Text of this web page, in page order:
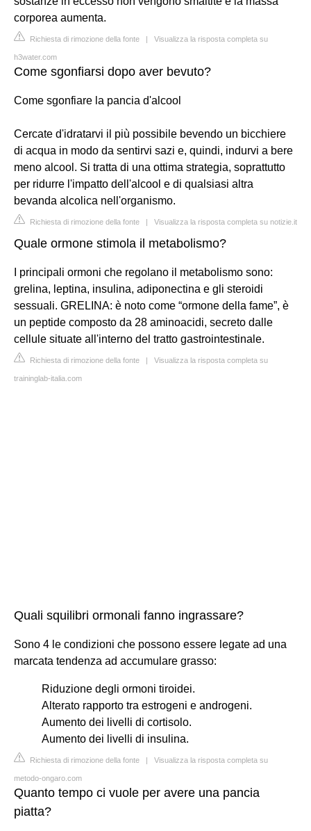
corporea aumenta.
Richiesta di rimozione della fonte | Visualizza la risposta completa su
h3water.com
Come sgonfiarsi dopo aver bevuto?
Come sgonfiare la pancia d'alcool
Cercate d'idratarvi il più possibile bevendo un bicchiere
di acqua in modo da sentirvi sazi e, quindi, indurvi a bere
meno alcool. Si tratta di una ottima strategia, soprattutto
per ridurre l'impatto dell'alcool e di qualsiasi altra
bevanda alcolica nell'organismo.
Richiesta di rimozione della fonte | Visualizza la risposta completa su notizie.it
Quale ormone stimola il metabolismo?
I principali ormoni che regolano il metabolismo sono:
grelina, leptina, insulina, adiponectina e gli steroidi
sessuali. GRELINA: è noto come “ormone della fame”, è
un peptide composto da 28 aminoacidi, secreto dalle
cellule situate all'interno del tratto gastrointestinale.
Richiesta di rimozione della fonte | Visualizza la risposta completa su
traininglab-italia.com
Quali squilibri ormonali fanno ingrassare?
Sono 4 le condizioni che possono essere legate ad una
marcata tendenza ad accumulare grasso:
Riduzione degli ormoni tiroidei.
Alterato rapporto tra estrogeni e androgeni.
Aumento dei livelli di cortisolo.
Aumento dei livelli di insulina.
Richiesta di rimozione della fonte | Visualizza la risposta completa su
metodo-ongaro.com
Quanto tempo ci vuole per avere una pancia
piatta?